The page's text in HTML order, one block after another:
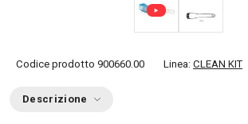
Codice prodotto 900660.00 Linea: CLEAN KIT
Descrizione